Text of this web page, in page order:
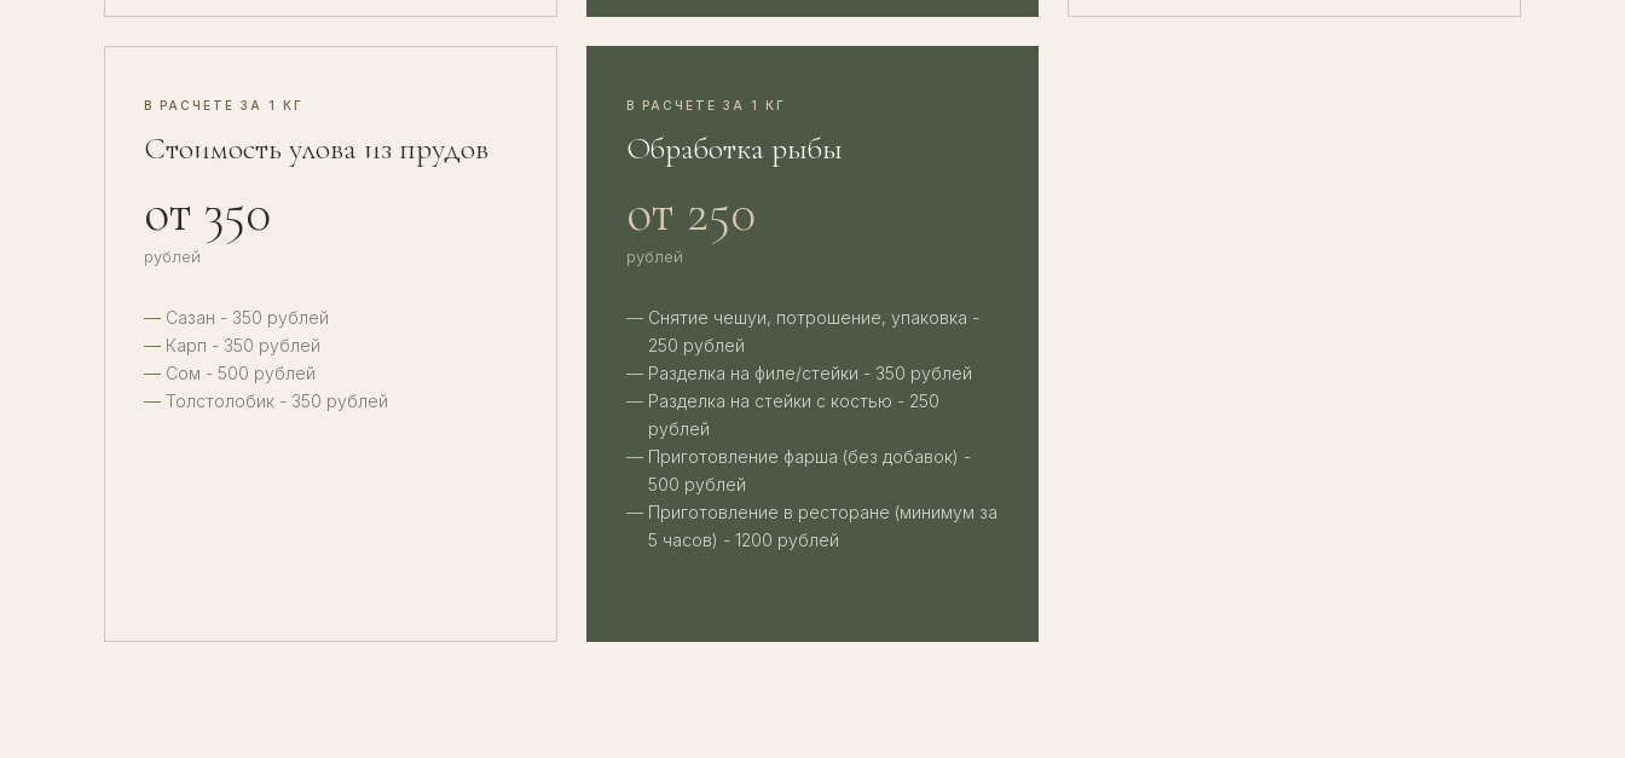
В РАСЧЕТЕ ЗА 1 КГ
Стоимость улова из прудов
от 350
рублей
Сазан - 350 рублей
Карп - 350 рублей
Сом - 500 рублей
Толстолобик - 350 рублей
В РАСЧЕТЕ ЗА 1 КГ
Обработка рыбы
от 250
рублей
Снятие чешуи, потрошение, упаковка -
250 рублей
Разделка на филе/стейки - 350 рублей
Разделка на стейки с костью - 250
рублей
Приготовление фарша (без добавок) -
500 рублей
Приготовление в ресторане (минимум за
5 часов) - 1200 рублей